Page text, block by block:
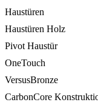
Haustüren
Haustüren Holz
Pivot Haustür
OneTouch
VersusBronze
CarbonCore